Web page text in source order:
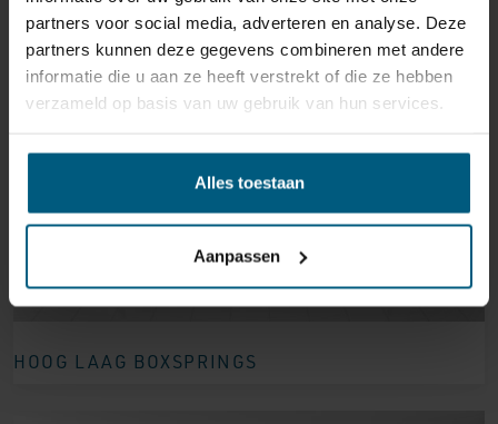
partners voor social media, adverteren en analyse. Deze
partners kunnen deze gegevens combineren met andere
informatie die u aan ze heeft verstrekt of die ze hebben
verzameld op basis van uw gebruik van hun services.
Alles toestaan
Aanpassen
HOOG LAAG BOXSPRINGS